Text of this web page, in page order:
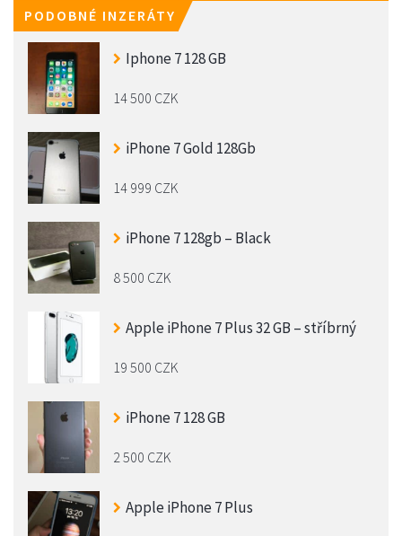
PODOBNÉ INZERÁTY
Iphone 7 128 GB
14 500 CZK
iPhone 7 Gold 128Gb
14 999 CZK
iPhone 7 128gb – Black
8 500 CZK
Apple iPhone 7 Plus 32 GB – stříbrný
19 500 CZK
iPhone 7 128 GB
2 500 CZK
Apple iPhone 7 Plus